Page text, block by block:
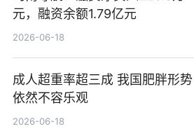
元，融资余额1.79亿元
2026-06-18
成人超重率超三成 我国肥胖形势
依然不容乐观
2026-06-18